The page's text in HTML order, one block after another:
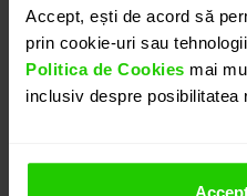
Accept, ești de acord să
prin cookie-uri sau
Politica de Cookies mai
inclusiv despre posibilitatea
PROGRAMEAZĂ O